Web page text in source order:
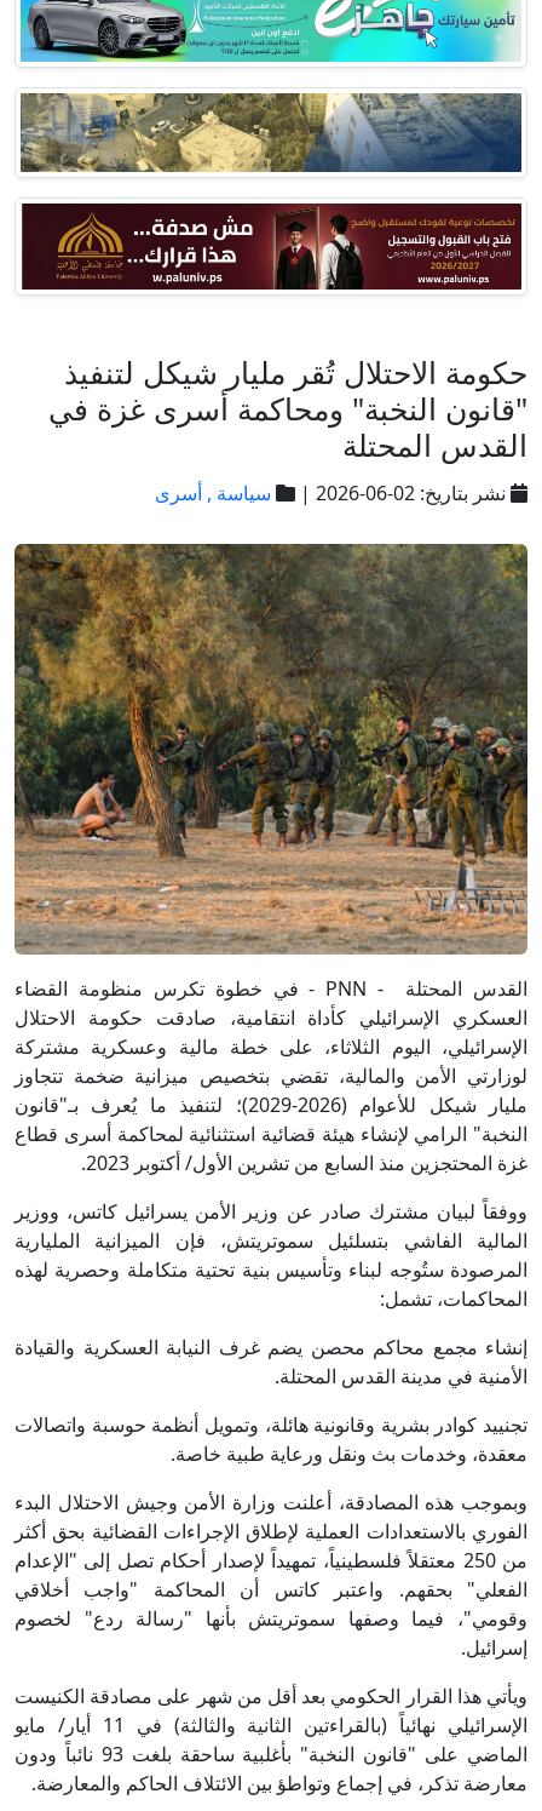
حكومة الاحتلال تُقر مليار شيكل لتنفيذ
"قانون النخبة" ومحاكمة أسرى غزة في
القدس المحتلة
نشر بتاريخ: 02-06-2026 | سياسة , أسرى
القدس المحتلة - PNN - في خطوة تكرس منظومة القضاء
العسكري الإسرائيلي كأداة انتقامية، صادقت حكومة الاحتلال
الإسرائيلي، اليوم الثلاثاء، على خطة مالية وعسكرية مشتركة
لوزارتي الأمن والمالية، تقضي بتخصيص ميزانية ضخمة تتجاوز
مليار شيكل للأعوام (2026-2029)؛ لتنفيذ ما يُعرف بـ"قانون
النخبة" الرامي لإنشاء هيئة قضائية استثنائية لمحاكمة أسرى قطاع
غزة المحتجزين منذ السابع من تشرين الأول/ أكتوبر 2023.
ووفقاً لبيان مشترك صادر عن وزير الأمن يسرائيل كاتس، ووزير
المالية الفاشي بتسلئيل سموتريتش، فإن الميزانية المليارية
المرصودة ستُوجه لبناء وتأسيس بنية تحتية متكاملة وحصرية لهذه
المحاكمات، تشمل:
إنشاء مجمع محاكم محصن يضم غرف النيابة العسكرية والقيادة
الأمنية في مدينة القدس المحتلة.
تجنييد كوادر بشرية وقانونية هائلة، وتمويل أنظمة حوسبة واتصالات
معقدة، وخدمات بث ونقل ورعاية طبية خاصة.
وبموجب هذه المصادقة، أعلنت وزارة الأمن وجيش الاحتلال البدء
الفوري بالاستعدادات العملية لإطلاق الإجراءات القضائية بحق أكثر
من 250 معتقلاً فلسطينياً، تمهيداً لإصدار أحكام تصل إلى "الإعدام
الفعلي" بحقهم. واعتبر كاتس أن المحاكمة "واجب أخلاقي
وقومي"، فيما وصفها سموتريتش بأنها "رسالة ردع" لخصوم
إسرائيل.
ويأتي هذا القرار الحكومي بعد أقل من شهر على مصادقة الكنيست
الإسرائيلي نهائياً (بالقراءتين الثانية والثالثة) في 11 أيار/ مايو
الماضي على "قانون النخبة" بأغلبية ساحقة بلغت 93 نائباً ودون
معارضة تذكر، في إجماع وتواطؤ بين الائتلاف الحاكم والمعارضة.